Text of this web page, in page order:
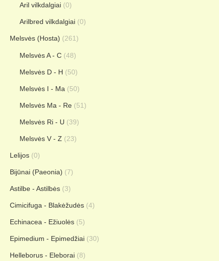
Aril vilkdalgiai (0)
Arilbred vilkdalgiai (0)
Melsvės (Hosta) (261)
Melsvės A - C (48)
Melsvės D - H (50)
Melsvės I - Ma (50)
Melsvės Ma - Re (51)
Melsvės Ri - U (39)
Melsvės V - Z (23)
Lelijos (0)
Bijūnai (Paeonia) (7)
Astilbe - Astilbės (3)
Cimicifuga - Blakėžudės (4)
Echinacea - Ežiuolės (5)
Epimedium - Epimedžiai (30)
Helleborus - Eleborai (8)